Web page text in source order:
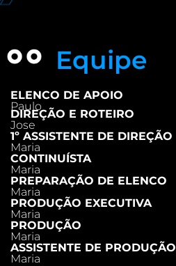
Equipe
ELENCO DE APOIO
Paulo
DIREÇÃO E ROTEIRO
Jose
1º ASSISTENTE DE DIREÇÃO
Maria
CONTINUÍSTA
Maria
PREPARAÇÃO DE ELENCO
Maria
PRODUÇÃO EXECUTIVA
Maria
PRODUÇÃO
Maria
ASSISTENTE DE PRODUÇÃO
Maria